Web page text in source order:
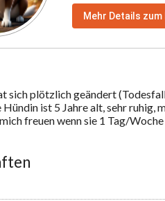
Mehr Details zum
sich plötzlich geändert
ist 5 Jahre alt, sehr ruhig,
freuen wenn sie 1 Tag/